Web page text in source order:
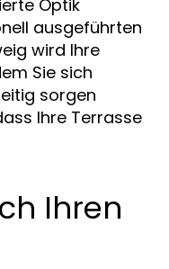
Optik
ausgeführten
wird Ihre
Sie sich
sorgen
Ihre Terrasse
Ihren